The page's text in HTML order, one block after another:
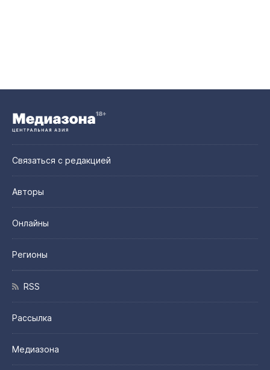
Связаться с редакцией
Авторы
Онлайны
Регионы
RSS
Рассылка
Медиазона